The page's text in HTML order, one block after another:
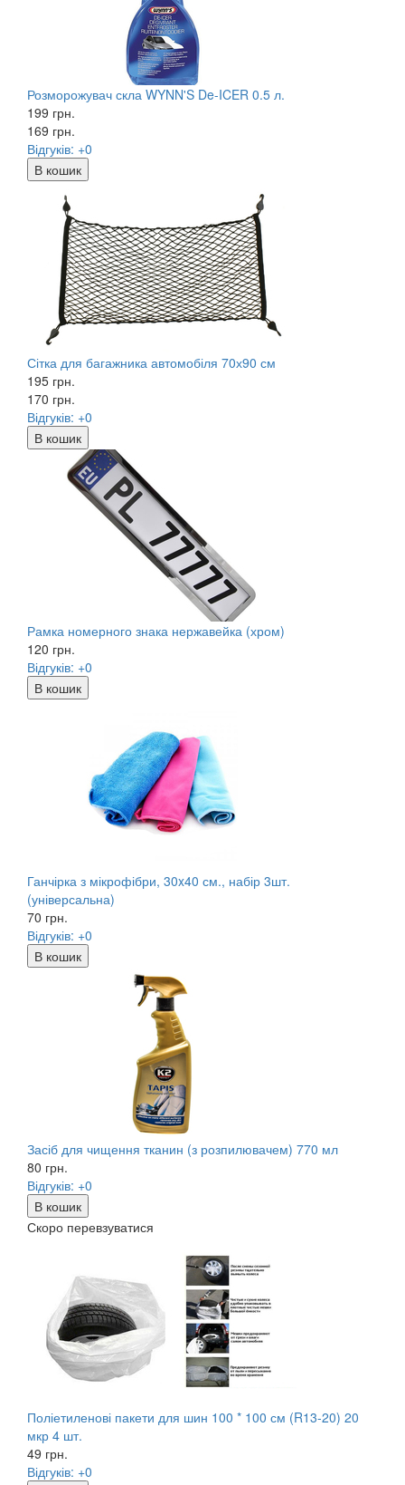
Розморожувач скла WYNN'S De-ICER 0.5 л.
199 грн.
169 грн.
Відгуків: +0
В кошик
Сітка для багажника автомобіля 70х90 см
195 грн.
170 грн.
Відгуків: +0
В кошик
Рамка номерного знака нержавейка (хром)
120 грн.
Відгуків: +0
В кошик
Ганчірка з мікрофібри, 30x40 см., набір 3шт.
(універсальна)
70 грн.
Відгуків: +0
В кошик
Засіб для чищення тканин (з розпилювачем) 770 мл
80 грн.
Відгуків: +0
В кошик
Скоро перевзуватися
Поліетиленові пакети для шин 100 * 100 см (R13-20) 20
мкр 4 шт.
49 грн.
Відгуків: +0